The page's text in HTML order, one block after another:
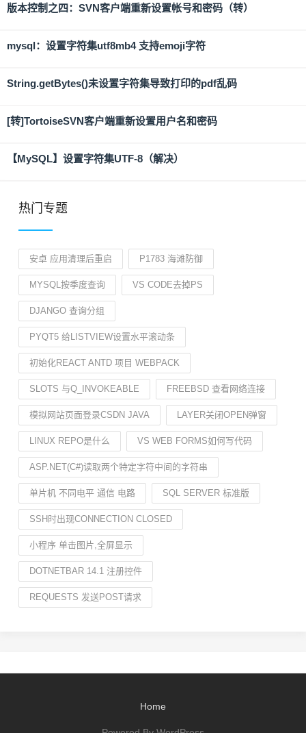
版本控制之四：SVN客户端重新设置帐号和密码（转）
mysql：设置字符集utf8mb4 支持emoji字符
String.getBytes()未设置字符集导致打印的pdf乱码
[转]TortoiseSVN客户端重新设置用户名和密码
【MySQL】设置字符集UTF-8（解决）
热门专题
安卓 应用清理后重启 P1783 海滩防御
MYSQL按季度查询 VS CODE去掉PS
DJANGO 查询分组
PYQT5 给LISTVIEW设置水平滚动条
初始化REACT ANTD 项目 WEBPACK
SLOTS 与Q_INVOKEABLE FREEBSD 查看网络连接
模拟网站页面登录CSDN JAVA LAYER关闭OPEN弹窗
LINUX REPO是什么 VS WEB FORMS如何写代码
ASP.NET(C#)读取两个特定字符中间的字符串
单片机 不同电平 通信 电路 SQL SERVER 标准版
SSH时出现CONNECTION CLOSED
小程序 单击图片,全屏显示
DOTNETBAR 14.1 注册控件
REQUESTS 发送POST请求
Home